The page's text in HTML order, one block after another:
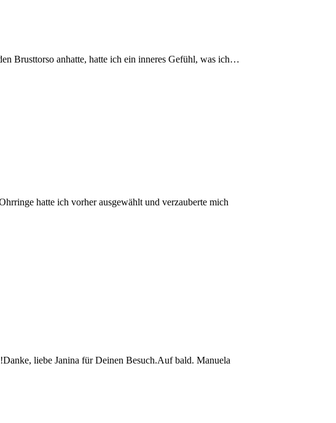
Brusttorso anhatte, hatte ich ein inneres Gefühl, was ich…
hatte ich vorher ausgewählt und verzauberte mich
liebe Janina für Deinen Besuch.Auf bald. Manuela